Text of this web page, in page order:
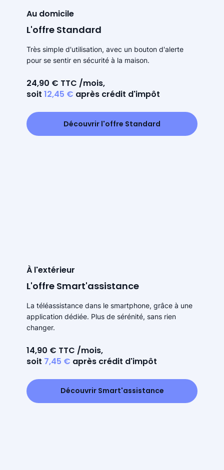
Au domicile
L'offre Standard
Très simple d'utilisation, avec un bouton d'alerte
pour se sentir en sécurité à la maison.
24,90 € TTC /mois,
soit 12,45 € après crédit d'impôt
Découvrir l'offre Standard
À l'extérieur
L'offre Smart'assistance
La téléassistance dans le smartphone, grâce à une
application dédiée. Plus de sérénité, sans rien
changer.
14,90 € TTC /mois,
soit 7,45 € après crédit d'impôt
Découvrir Smart'assistance